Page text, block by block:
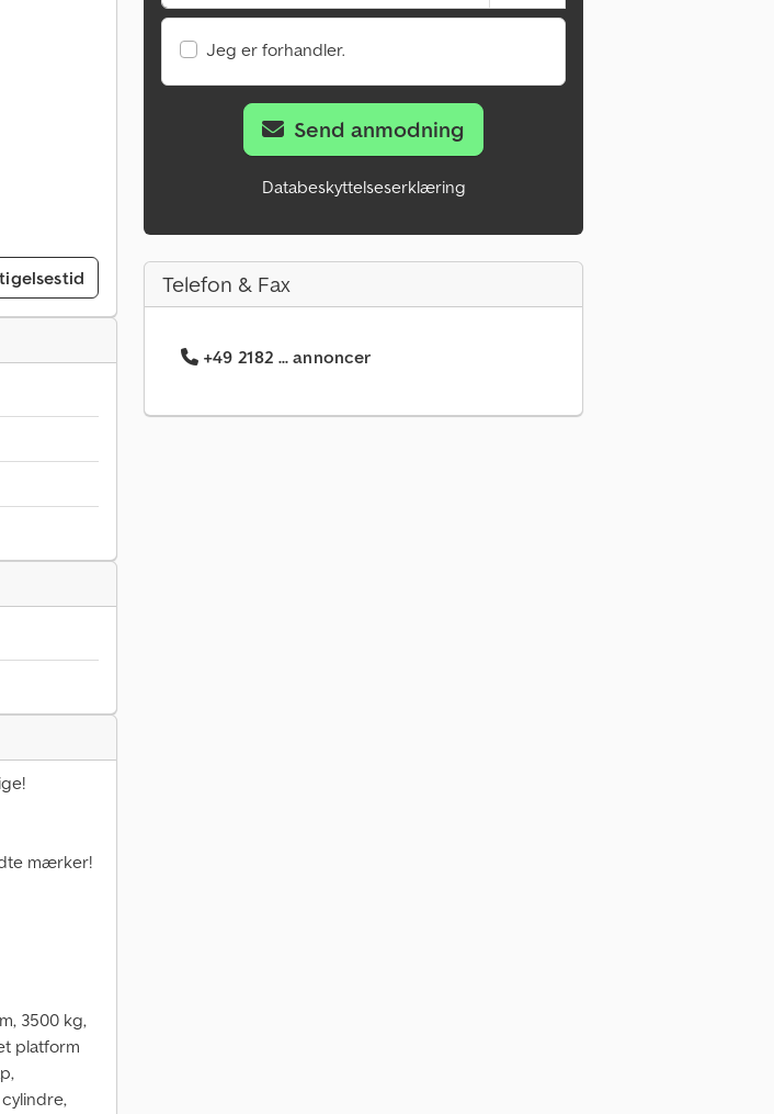
mærker!
3500 kg,
platform
Jeg er forhandler.
Send anmodning
Databeskyttelseserklæring
Telefon & Fax
+49 2182 ... annoncer